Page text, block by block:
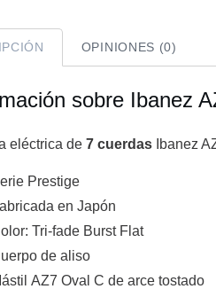
OPINIONES (0)
sobre Ibanez
eléctrica de 7 cuerdas Ibanez
Prestige
en Japón
Tri-fade Burst Flat
de aliso
AZ7 Oval C de arce tostado